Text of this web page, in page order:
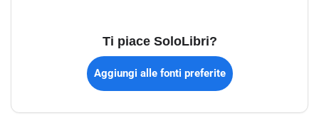
Ti piace SoloLibri?
Aggiungi alle fonti preferite